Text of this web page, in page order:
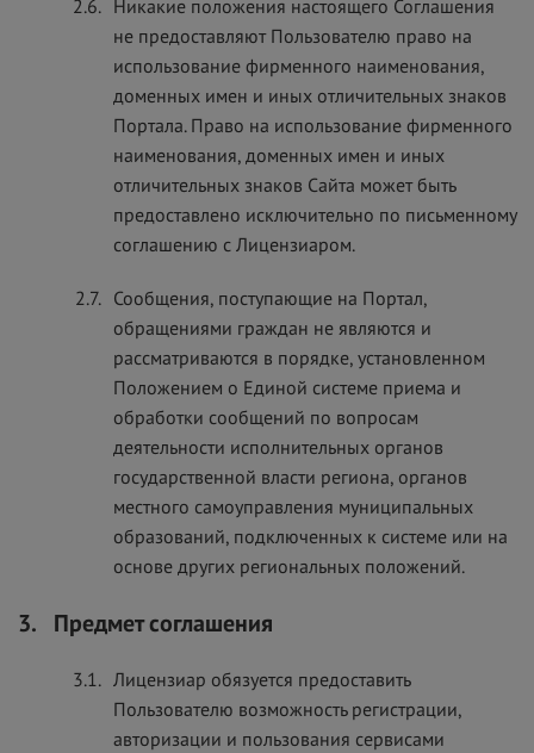
2.6. Никакие положения настоящего Соглашения
не предоставляют Пользователю право на
использование фирменного наименования,
доменных имен и иных отличительных знаков
Портала. Право на использование фирменного
наименования, доменных имен и иных
отличительных знаков Сайта может быть
предоставлено исключительно по письменному
соглашению с Лицензиаром.
2.7. Сообщения, поступающие на Портал,
обращениями граждан не являются и
рассматриваются в порядке, установленном
Положением о Единой системе приема и
обработки сообщений по вопросам
деятельности исполнительных органов
государственной власти региона, органов
местного самоуправления муниципальных
образований, подключенных к системе или на
основе других региональных положений.
3. Предмет соглашения
3.1. Лицензиар обязуется предоставить
Пользователю возможность регистрации,
авторизации и пользования сервисами